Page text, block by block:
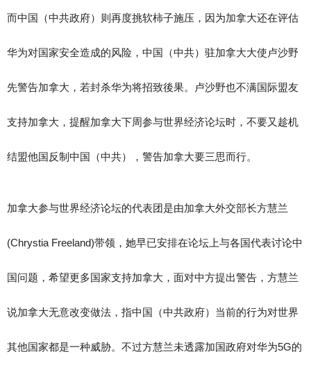
而中国（中共政府）则再度挑软柿子施压，因为加拿大还在评估
华为对国家安全造成的风险，中国（中共）驻加拿大大使卢沙野
先警告加拿大，若封杀华为将招致後果。卢沙野也不满国际盟友
支持加拿大，提醒加拿大下周参与世界经济论坛时，不要又趁机
结盟他国反制中国（中共），警告加拿大要三思而行。
加拿大参与世界经济论坛的代表团是由加拿大外交部长方慧兰
(Chrystia Freeland)带领，她早已安排在论坛上与各国代表讨论中
国问题，希望更多国家支持加拿大，面对中方提出警告，方慧兰
说加拿大无意改变做法，指中国（中共政府）当前的行为对世界
其他国家都是一种威胁。不过方慧兰未透露加国政府对华为5G的